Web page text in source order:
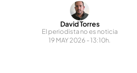
David Torres
El periodista no es noticia
19 MAY 2026 - 13:10h.